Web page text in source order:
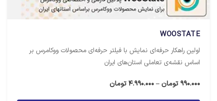
WOOSTATE
اولین راهکار حرفه‌ای نمایش با فیلتر حرفه‌ای محصولات ووکامرس بر
اساس نقشه‌ی تعاملی استان‌های ایران
990.000 تومان –
4.990.000تومان